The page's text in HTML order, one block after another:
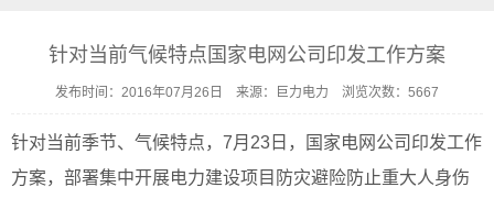
针对当前气候特点国家电网公司印发工作方案
发布时间：2016年07月26日 来源：巨力电力 浏览次数：5667
针对当前季节、气候特点，7月23日，国家电网公司印发工作
方案，部署集中开展电力建设项目防灾避险防止重大人身伤